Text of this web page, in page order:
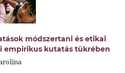
módszertani és etikai
empirikus kutatás tükrében